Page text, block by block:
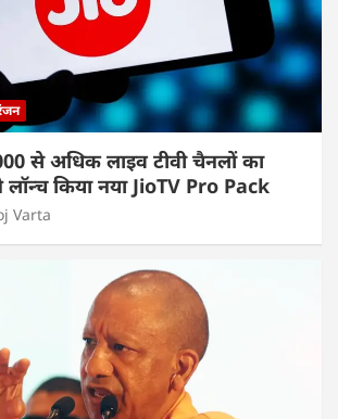
से अधिक लाइव टीवी चैनलों का
लॉन्च किया नया JioTV Pro Pack
Varta